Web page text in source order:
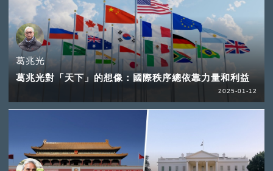
葛兆光
葛兆光對「天下」的想像：國際秩序總依靠力量和利益
2025-01-12